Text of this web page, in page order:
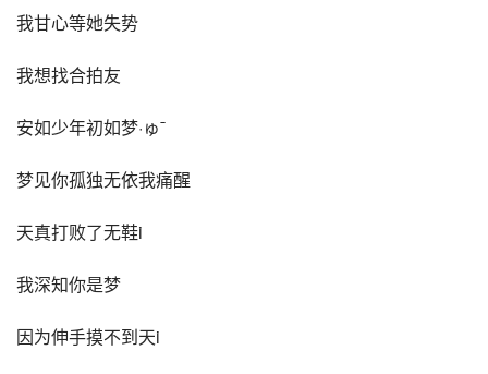
我甘心等她失势
我想找合拍友
安如少年初如梦·ゅˉ
梦见你孤独无依我痛醒
天真打败了无鞋i
我深知你是梦
因为伸手摸不到天i